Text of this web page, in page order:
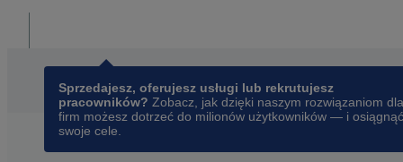
Sprzedajesz, oferujesz usługi lub rekrutujesz
pracowników? Zobacz, jak dzięki naszym rozwiązaniom dla
firm możesz dotrzeć do milionów użytkowników — i osiągnąć
swoje cele.